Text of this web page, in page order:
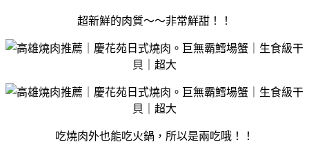
超新鮮的肉質～～非常鮮甜！！
吃燒肉外也能吃火鍋，所以是兩吃哦！！